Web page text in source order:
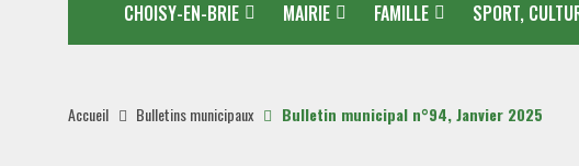
CHOISY-EN-BRIE MAIRIE FAMILLE SPORT,
Accueil Bulletins municipaux Bulletin municipal n°94, Janvier 2025